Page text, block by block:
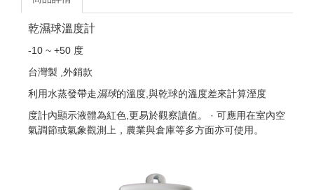
乾濕球溫度計
-10 ~ +50 度
台灣製 ,外銷款
利用水蒸發帶走濕球的溫度,與乾球的溫度差來計算溼度
度計內顯示液體為紅色,更易於觀察讀值。 · 可應用在室內空
氣調節或氣象觀測上，農業與倉庫等多方面亦可使用。